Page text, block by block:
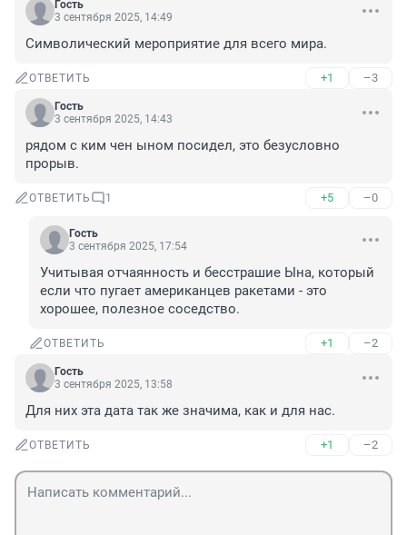
Гость
3 сентября 2025, 14:49
Символический мероприятие для всего мира.
ОТВЕТИТЬ +1 –3
Гость
3 сентября 2025, 14:43
рядом с ким чен ыном посидел, это безусловно
прорыв.
ОТВЕТИТЬ 1 +5 –0
Гость
3 сентября 2025, 17:54
Учитывая отчаянность и бесстрашие Ына, который
если что пугает американцев ракетами - это
хорошее, полезное соседство.
ОТВЕТИТЬ +1 –2
Гость
3 сентября 2025, 13:58
Для них эта дата так же значима, как и для нас.
ОТВЕТИТЬ +1 –2